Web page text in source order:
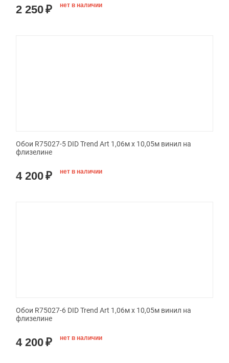
2 250₽ нет в наличии
Обои R75027-5 DID Trend Art 1,06м х 10,05м винил на
флизелине
4 200₽ нет в наличии
Обои R75027-6 DID Trend Art 1,06м х 10,05м винил на
флизелине
4 200₽ нет в наличии